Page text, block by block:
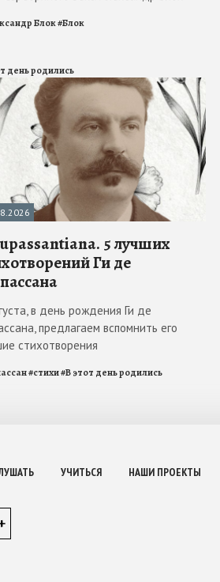
Блок#Блок
день родились
5 лучших
Ги де
в день рождения Ги де
предлагаем вспомнить его
стихотворения
#стихи#В этот день родились
УЧИТЬСЯ НАШИ ПРОЕКТЫ